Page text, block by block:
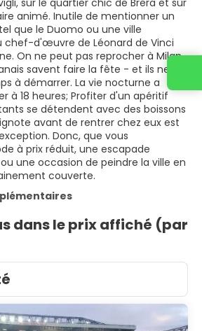
sur le quartier chic de Brera et sur
animé. Inutile de mentionner un
que le Duomo ou une ville
chef-d'œuvre de Léonard de Vinci
On ne peut pas reprocher à Milan
savent faire la fête - et ils ne
à démarrer. La vie nocturne a
à 18 heures; Profiter d'un apéritif
se détendent avec des boissons
avant de rentrer chez eux est
Donc, que vous
à prix réduit, une escapade
une occasion de peindre la ville en
couverte.
dans le prix affiché (par